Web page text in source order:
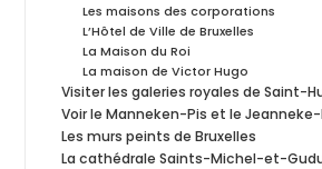
Les maisons des corporations
L’Hôtel de Ville de Bruxelles
La Maison du Roi
La maison de Victor Hugo
Visiter les galeries royales de Saint-
Voir le Manneken-Pis et le Jeanneke-
Les murs peints de Bruxelles
La cathédrale Saints-Michel-et-